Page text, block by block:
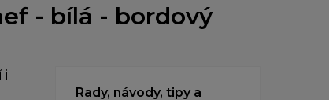
- bílá - bordový
i
Rady, návody, tipy a